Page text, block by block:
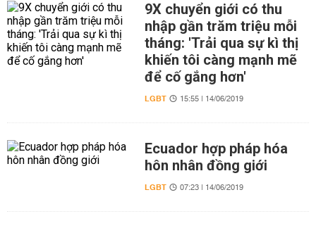
9X chuyển giới có thu
nhập gần trăm triệu mỗi
tháng: 'Trải qua sự kì thị
khiến tôi càng mạnh mẽ
để cố gắng hơn'
LGBT 15:55 | 14/06/2019
Ecuador hợp pháp hóa
hôn nhân đồng giới
LGBT 07:23 | 14/06/2019